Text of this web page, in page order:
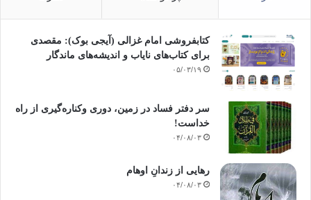
کتابفروشی امام غزالی (آیجی بوک): مقصدی
برای کتاب‌های نایاب و اندیشه‌های ماندگار
۰۵/۰۳/۱۹
سر دفتر فساد در زمین‌، دوری وکناره‌گیری از راه
خداست‌!
۰۴/۰۸/۰۳
رهایی از زندانِ اوهام
۰۴/۰۸/۰۳